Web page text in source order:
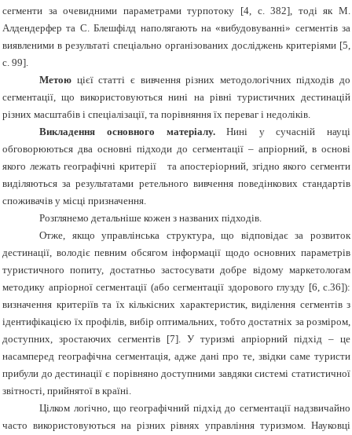
сегменти за очевидними параметрами турпотоку [4, с. 382], тоді як М.
Алдендерфер та С. Блешфілд наполягають на «вибудовуванні» сегментів за
виявленими в результаті спеціально організованих досліджень критеріями [5,
с. 99].
Метою цієї статті є вивчення різних методологічних підходів до
сегментації, що використовуються нині на рівні туристичних дестинацій
різних масштабів і спеціалізації, та порівняння їх переваг і недоліків.
Викладення основного матеріалу.Нині у сучасній науці
обговорюються два основні підходи до сегментації – апріорний , в основі
якого лежать географічні критерії та апостеріорний, згідно якого сегменти
виділяються за результатами ретельного вивчення поведінкових стандартів
споживачів у місці призначення.
Розглянемо детальніше кожен з названих підходів.
Отже, якщо управлінська структура, що відповідає за розвиток
дестинації, володіє певним обсягом інформації щодо основних параметрів
туристичного попиту, достатньо застосувати добре відому маркетологам
методику апріорної сегментації (або сегментації здорового глузду [6, с.36]):
визначення критеріїв та їх кількісних характеристик, виділення сегментів з
ідентифікацією їх профілів, вибір оптимальних, тобто достатніх за розміром,
доступних, зростаючих сегментів [7]. У туризмі апріорний підхід – це
насамперед географічна сегментація, адже дані про те, звідки саме туристи
прибули до дестинації є порівняно доступними завдяки системі статистичної
звітності, прийнятої в країні.
Цілком логічно, що географічний підхід до сегментації надзвичайно
часто використовуються на різних рівнях управління туризмом. Науковці